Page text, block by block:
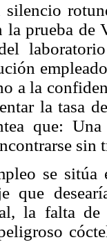
la prueba de
a la
la tasa
que:
sin
se
que
la falta